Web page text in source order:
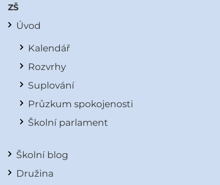
ZŠ
Úvod
Kalendář
Rozvrhy
Suplování
Průzkum spokojenosti
Školní parlament
Školní blog
Družina